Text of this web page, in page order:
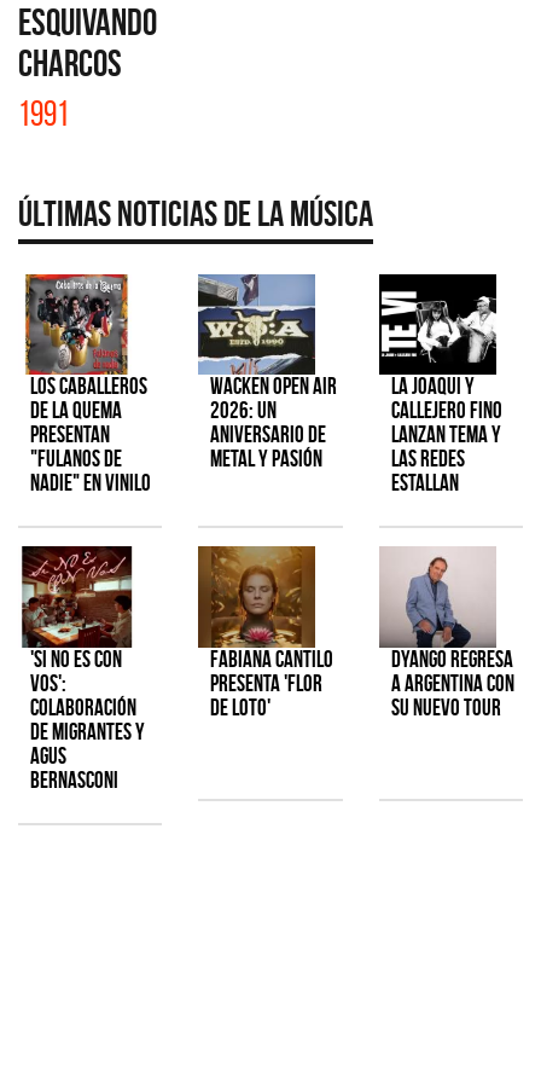
ESQUIVANDO
CHARCOS
1991
Últimas Noticias de la Música
Los Caballeros
de la Quema
presentan
"Fulanos de
Nadie" en vinilo
Wacken Open Air
2026: Un
aniversario de
metal y pasión
La Joaqui y
Callejero Fino
lanzan tema y
las redes
estallan
'Si No Es Con
Vos':
colaboración
de Migrantes y
Agus
Bernasconi
Fabiana Cantilo
presenta 'Flor
de Loto'
Dyango regresa
a Argentina con
su nuevo tour